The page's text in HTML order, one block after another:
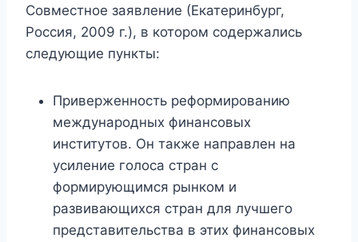
Совместное заявление (Екатеринбург,
Россия, 2009 г.), в котором содержались
следующие пункты:
Приверженность реформированию
международных финансовых
институтов. Он также направлен на
усиление голоса стран с
формирующимся рынком и
развивающихся стран для лучшего
представительства в этих финансовых